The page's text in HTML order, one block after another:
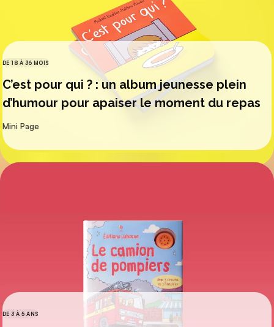
CATÉGORIES
DE 18 À 36 MOIS
C’est pour qui ? : un album jeunesse plein
d’humour pour apaiser le moment du repas
par
Mini Page
CATÉGORIES
DE 3 À 5 ANS